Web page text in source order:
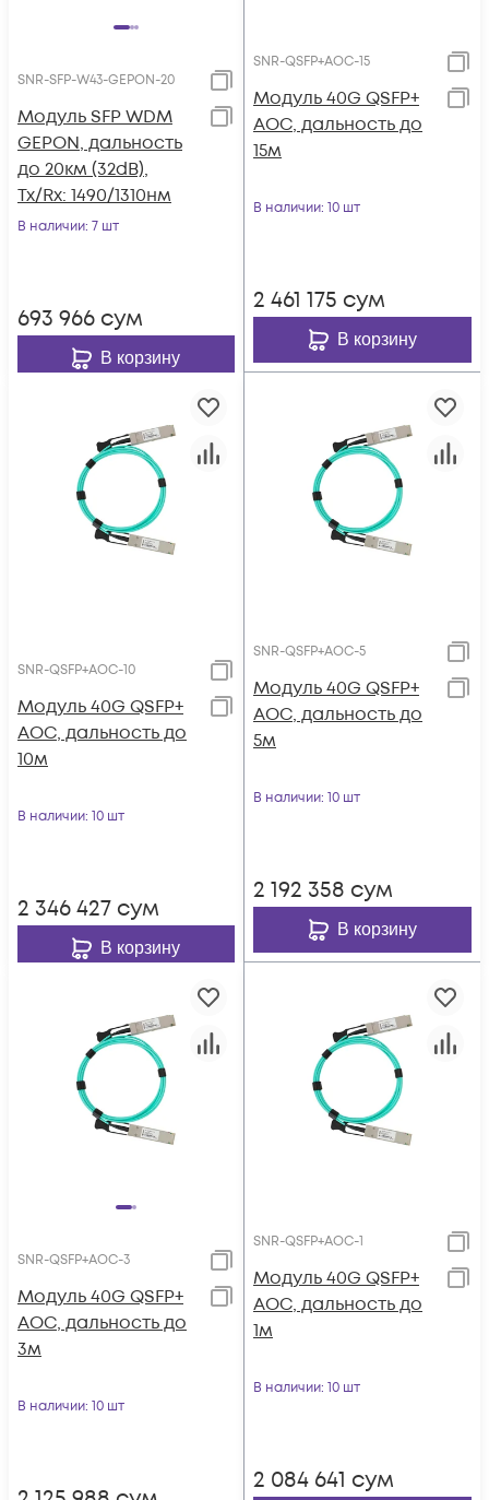
SNR-SFP-W43-GEPON-20
Модуль SFP WDM
GEPON, дальность
до 20км (32dB),
Tx/Rx: 1490/1310нм
В наличии: 7 шт
693 966 сум
В корзину
SNR-QSFP+AOC-15
Модуль 40G QSFP+
AOC, дальность до
15м
В наличии: 10 шт
2 461 175 сум
В корзину
SNR-QSFP+AOC-10
Модуль 40G QSFP+
AOC, дальность до
10м
В наличии: 10 шт
2 346 427 сум
В корзину
SNR-QSFP+AOC-5
Модуль 40G QSFP+
AOC, дальность до
5м
В наличии: 10 шт
2 192 358 сум
В корзину
SNR-QSFP+AOC-3
Модуль 40G QSFP+
AOC, дальность до
3м
В наличии: 10 шт
SNR-QSFP+AOC-1
Модуль 40G QSFP+
AOC, дальность до
1м
В наличии: 10 шт
2 084 641 сум